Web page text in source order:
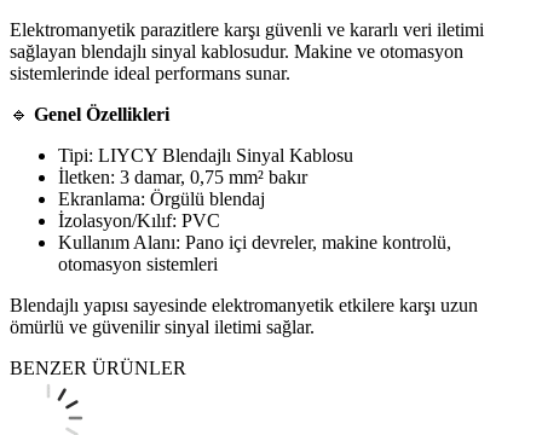
Elektromanyetik parazitlere karşı güvenli ve kararlı veri iletimi
sağlayan blendajlı sinyal kablosudur. Makine ve otomasyon
sistemlerinde ideal performans sunar.
🔹 Genel Özellikleri
Tipi: LIYCY Blendajlı Sinyal Kablosu
İletken: 3 damar, 0,75 mm² bakır
Ekranlama: Örgülü blendaj
İzolasyon/Kılıf: PVC
Kullanım Alanı: Pano içi devreler, makine kontrolü,
otomasyon sistemleri
Blendajlı yapısı sayesinde elektromanyetik etkilere karşı uzun
ömürlü ve güvenilir sinyal iletimi sağlar.
BENZER ÜRÜNLER